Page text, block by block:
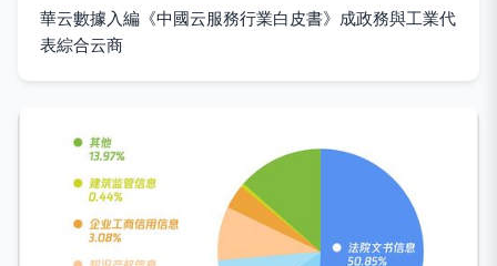
華云數據入編《中國云服務行業白皮書》成政務與工業代
表綜合云商